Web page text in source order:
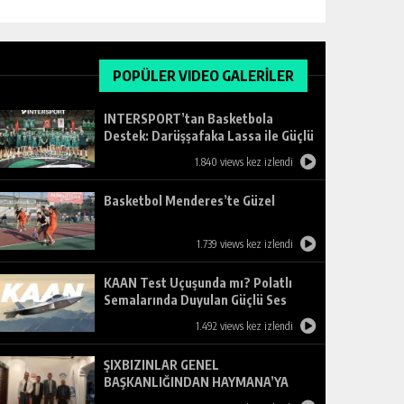
POPÜLER VIDEO GALERİLER
INTERSPORT’tan Basketbola
Destek: Darüşşafaka Lassa ile Güçlü
1.840 views kez izlendi
Basketbol Menderes’te Güzel
1.739 views kez izlendi
KAAN Test Uçuşunda mı? Polatlı
Semalarında Duyulan Güçlü Ses
1.492 views kez izlendi
ŞIXBIZINLAR GENEL
BAŞKANLIĞINDAN HAYMANA’YA